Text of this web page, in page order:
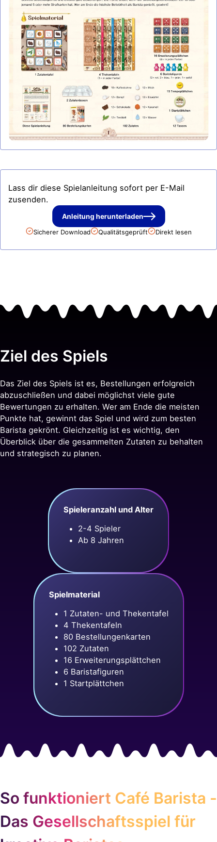
Lass dir diese Spielanleitung sofort per E-Mail
zusenden.
Anleitung herunterladen
Sicherer Download Qualitätsgeprüft Direkt lesen
Ziel des Spiels
Das Ziel des Spiels ist es, Bestellungen erfolgreich
abzuschließen und dabei möglichst viele gute
Bewertungen zu erhalten. Wer am Ende die meisten
Punkte hat, gewinnt das Spiel und wird zum besten
Barista gekrönt. Gleichzeitig ist es wichtig, den
Überblick über die gesammelten Zutaten zu behalten
und strategisch zu planen.
Spieleranzahl und Alter
2-4 Spieler
Ab 8 Jahren
Spielmaterial
1 Zutaten- und Thekentafel
4 Thekentafeln
80 Bestellungenkarten
102 Zutaten
16 Erweiterungsplättchen
6 Baristafiguren
1 Startplättchen
So funktioniert Café Barista -
Das Gesellschaftsspiel für